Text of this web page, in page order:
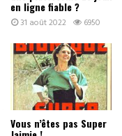
en ligne fiable ?
31 août 2022 6950
Vous n’êtes pas Super